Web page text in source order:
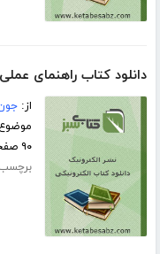
دانلود کتاب راهنمای
از:
۹۰ صفحه